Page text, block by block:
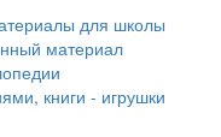
для школы
материал
книги - игрушки